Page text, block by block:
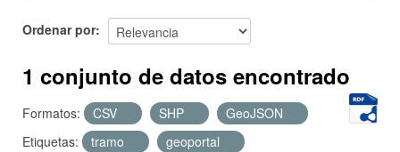
Acerca de
Ordenar por
1 conjunto de datos encontrado
Formatos: CSV SHP
GeoJSON
Etiquetas:
tramo
geoportal